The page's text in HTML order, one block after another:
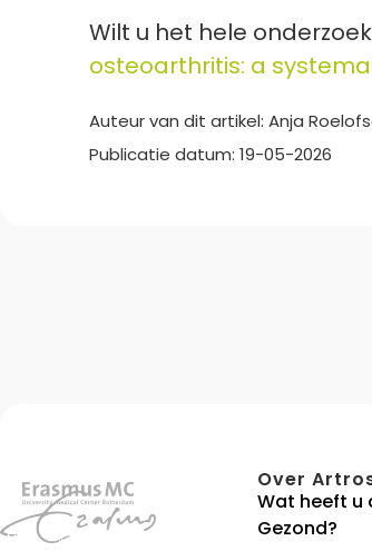
Wilt u het hele
osteoarthritis: a
Auteur van dit artikel: Anja
Publicatie datum: 19-05-2026
Over
Wat heeft u
Gezond?